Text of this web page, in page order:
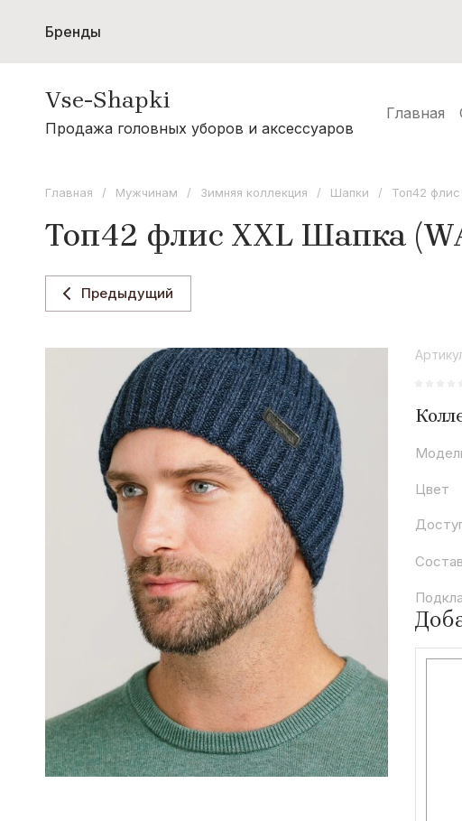
Бренды
А - Я
Коллекция Noryalli
Коллекция Dispacci
Коллекция Wag Concept
Коллекция Paola Belleza
Акции
Vse-Shapki
Продажа головных уборов и аксессуаров
Главная
Главная / Мужчинам / Зимняя коллекция / Шапки / Топ42
Топ42 флис XXL Шапка
Предыдущий
Цвет
Состав